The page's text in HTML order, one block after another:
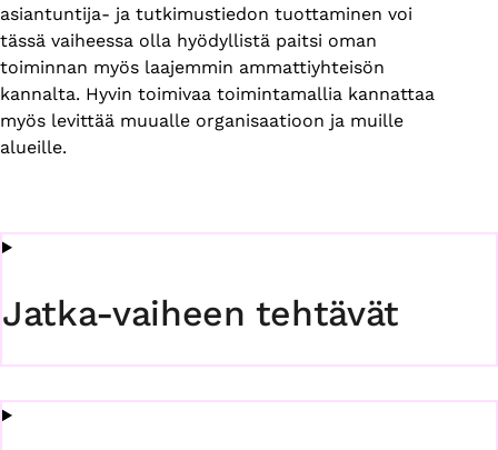
asiantuntija- ja tutkimustiedon tuottaminen voi
tässä vaiheessa olla hyödyllistä paitsi oman
toiminnan myös laajemmin ammattiyhteisön
kannalta. Hyvin toimivaa toimintamallia kannattaa
myös levittää muualle organisaatioon ja muille
alueille.
Jatka-vaiheen tehtävät